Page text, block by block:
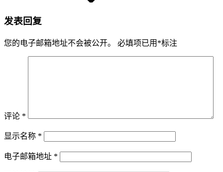
发表回复
您的电子邮箱地址不会被公开。 必填项已用 *标注
评论 *
显示名称 *
电子邮箱地址 *